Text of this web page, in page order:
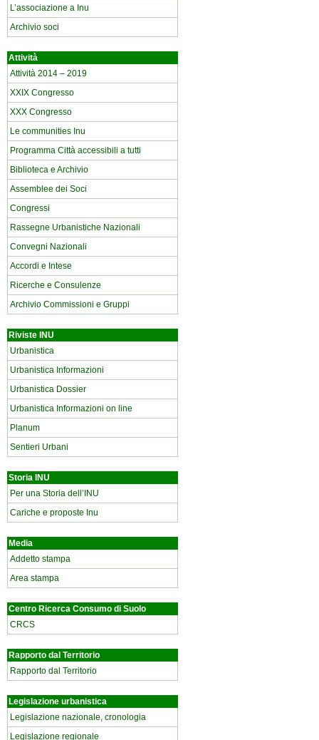
L’associazione a Inu
Archivio soci
Attività
Attività 2014 – 2019
XXIX Congresso
XXX Congresso
Le communities Inu
Programma Città accessibili a tutti
Biblioteca e Archivio
Assemblee dei Soci
Congressi
Rassegne Urbanistiche Nazionali
Convegni Nazionali
Accordi e Intese
Ricerche e Consulenze
Archivio Commissioni e Gruppi
Riviste INU
Urbanistica
Urbanistica Informazioni
Urbanistica Dossier
Urbanistica Informazioni on line
Planum
Sentieri Urbani
Storia INU
Per una Storia dell’INU
Cariche e proposte Inu
Media
Addetto stampa
Area stampa
Centro Ricerca Consumo di Suolo
CRCS
Rapporto dal Territorio
Rapporto dal Territorio
Legislazione urbanistica
Legislazione nazionale, cronologia
Legislazione regionale